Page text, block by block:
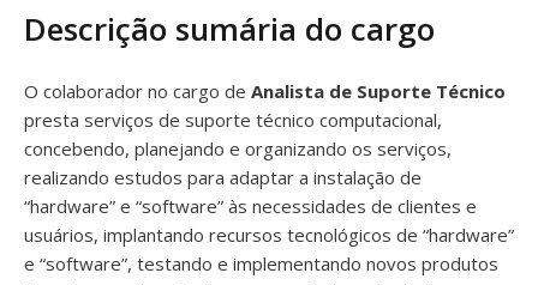
Descrição sumária do cargo
O colaborador no cargo de Analista de Suporte Técnico
presta serviços de suporte técnico computacional,
concebendo, planejando e organizando os serviços,
realizando estudos para adaptar a instalação de
“hardware” e “software” às necessidades de clientes e
usuários, implantando recursos tecnológicos de “hardware”
e “software”, testando e implementando novos produtos